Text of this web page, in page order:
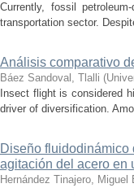
Currently, fossil
transportation sector.
Análisis comparativo
Báez Sandoval, Tlalli (
Insect flight is considered
driver of diversification.
Diseño fluidodinámico
agitación del acero en
Hernández Tinajero, Miguel